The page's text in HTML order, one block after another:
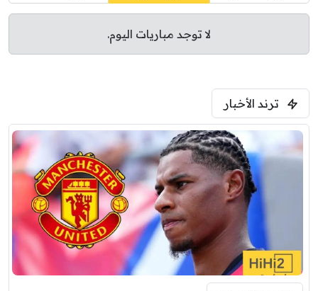
لا توجد مباريات اليوم.
ترند الأخبار